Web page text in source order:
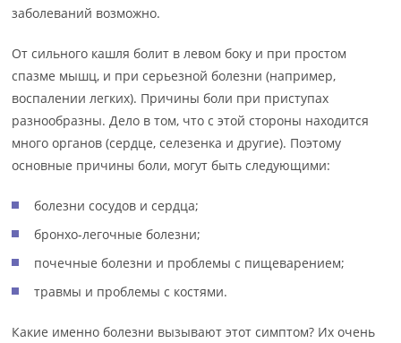
заболеваний возможно.
От сильного кашля болит в левом боку и при простом
спазме мышц, и при серьезной болезни (например,
воспалении легких). Причины боли при приступах
разнообразны. Дело в том, что с этой стороны находится
много органов (сердце, селезенка и другие). Поэтому
основные причины боли, могут быть следующими:
болезни сосудов и сердца;
бронхо-легочные болезни;
почечные болезни и проблемы с пищеварением;
травмы и проблемы с костями.
Какие именно болезни вызывают этот симптом? Их очень